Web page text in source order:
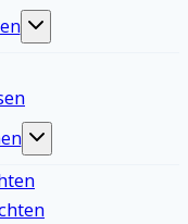
Toggle
Toggle